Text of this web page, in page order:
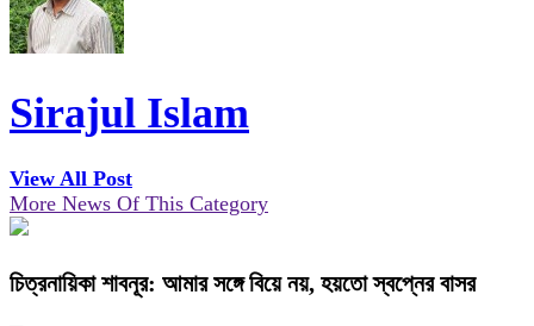
Sirajul Islam
View All Post
More News Of This Category
চিত্রনায়িকা শাবনূর: আমার সঙ্গে বিয়ে নয়, হয়তো স্বপ্নের বাসর